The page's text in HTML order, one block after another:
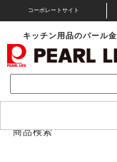
コーポレートサイト
キッチン用品のパール
商品検索